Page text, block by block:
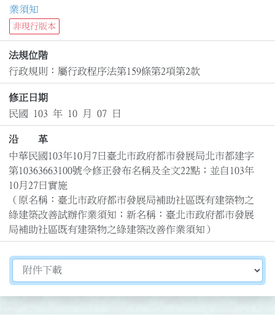
業須知
非現行版本
法規位階
行政規則：屬行政程序法第159條第2項第2款
修正日期
民國 103 年 10 月 07 日
沿 革
中華民國103年10月7日臺北市政府都市發展局北市都建字
第10363663100號令修正發布名稱及全文22點；並自103年
10月27日實施
（原名稱：臺北市政府都市發展局補助社區既有建築物之
綠建築改善試辦作業須知；新名稱：臺北市政府都市發展
局補助社區既有建築物之綠建築改善作業須知）
切換選擇法規資訊內容